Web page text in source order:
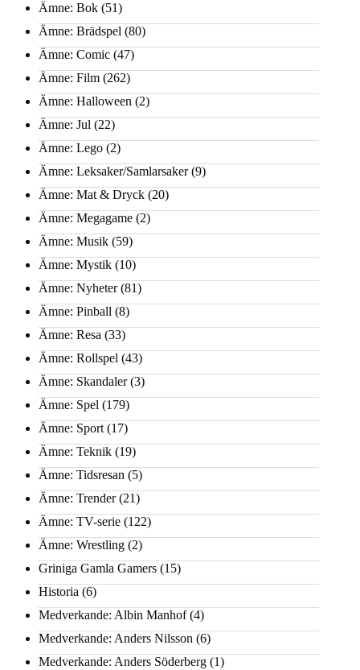
Ämne: Bok (51)
Ämne: Brädspel (80)
Ämne: Comic (47)
Ämne: Film (262)
Ämne: Halloween (2)
Ämne: Jul (22)
Ämne: Lego (2)
Ämne: Leksaker/Samlarsaker(9)
Ämne: Mat & Dryck (20)
Ämne: Megagame (2)
Ämne: Musik (59)
Ämne: Mystik (10)
Ämne: Nyheter(81)
Ämne: Pinball (8)
Ämne: Resa (33)
Ämne: Rollspel (43)
Ämne: Skandaler(3)
Ämne: Spel (179)
Ämne: Sport (17)
Ämne: Teknik (19)
Ämne: Tidsresan (5)
Ämne: Trender(21)
Ämne: TV-serie (122)
Ämne: Wrestling (2)
Griniga Gamla Gamers (15)
Historia (6)
Medverkande: Albin Manhof(4)
Medverkande: Anders Nilsson (6)
Medverkande: Anders Söderberg (1)